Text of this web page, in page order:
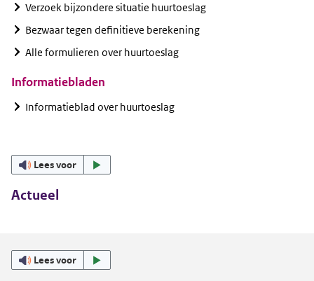
Verzoek bijzondere situatie huurtoeslag
Bezwaar tegen definitieve berekening
Alle formulieren over huurtoeslag
Informatiebladen
Informatieblad over huurtoeslag
Lees voor
Actueel
Lees voor